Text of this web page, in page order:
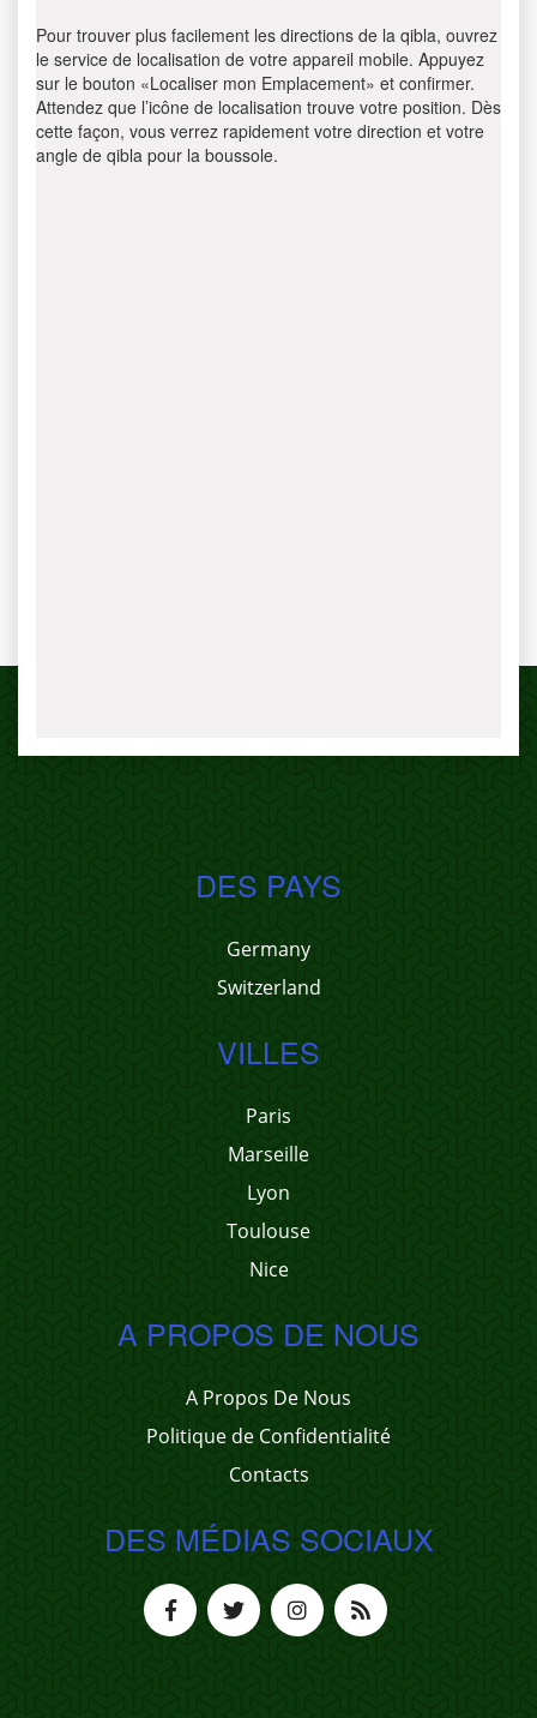
Pour trouver plus facilement les directions de la qibla, ouvrez
le service de localisation de votre appareil mobile. Appuyez
sur le bouton «Localiser mon Emplacement» et confirmer.
Attendez que l’icône de localisation trouve votre position. Dès
cette façon, vous verrez rapidement votre direction et votre
angle de qibla pour la boussole.
DES PAYS
Germany
Switzerland
VILLES
Paris
Marseille
Lyon
Toulouse
Nice
A PROPOS DE NOUS
A Propos De Nous
Politique de Confidentialité
Contacts
DES MÉDIAS SOCIAUX